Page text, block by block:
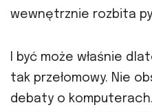
wewnętrznie rozbita
I być może właśnie
tak przełomowy. Nie
debaty o